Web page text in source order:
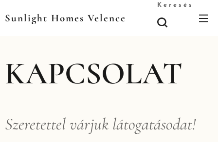
Sunlight Homes Velence
Keresés
KAPCSOLAT
Szeretettel várjuk látogatásodat!